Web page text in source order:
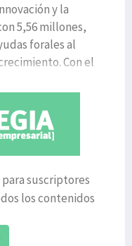
y la
5,56 millones,
forales al
Con el
suscriptores
los contenidos